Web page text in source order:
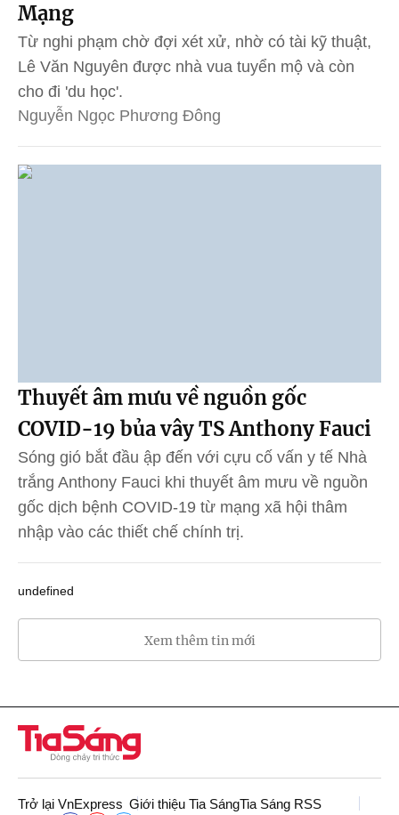
Mạng
Từ nghi phạm chờ đợi xét xử, nhờ có tài kỹ thuật,
Lê Văn Nguyên được nhà vua tuyển mộ và còn
cho đi 'du học'.
Nguyễn Ngọc Phương Đông
Thuyết âm mưu về nguồn gốc
COVID-19 bủa vây TS Anthony Fauci
Sóng gió bắt đầu ập đến với cựu cố vấn y tế Nhà
trắng Anthony Fauci khi thuyết âm mưu về nguồn
gốc dịch bệnh COVID-19 từ mạng xã hội thâm
nhập vào các thiết chế chính trị.
undefined
Xem thêm tin mới
Trở lại VnExpress Giới thiệu Tia SángTia Sáng RSS